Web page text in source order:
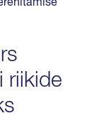
riikide